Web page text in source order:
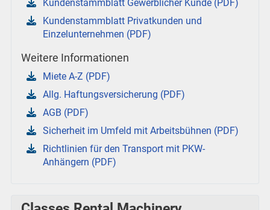
Kundenstammblatt Gewerblicher Kunde (PDF)
Kundenstammblatt Privatkunden und
Einzelunternehmen (PDF)
Weitere Informationen
Miete A-Z (PDF)
Allg. Haftungsversicherung (PDF)
AGB (PDF)
Sicherheit im Umfeld mit Arbeitsbühnen (PDF)
Richtlinien für den Transport mit PKW-
Anhängern (PDF)